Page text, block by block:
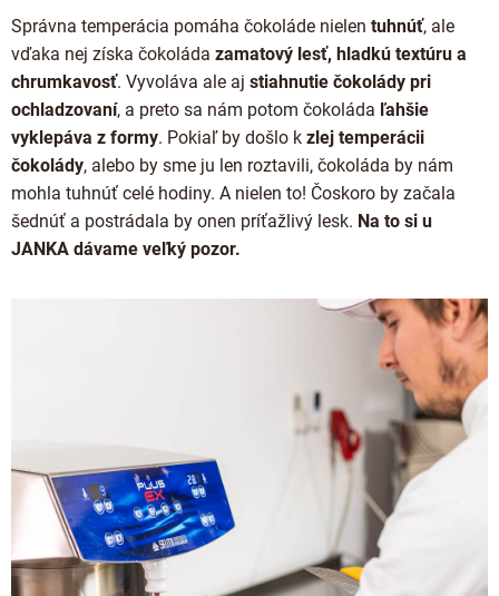
Správna temperácia pomáha čokoláde nielen tuhnúť, ale
vďaka nej získa čokoláda zamatový lesť, hladkú textúru a
chrumkavosť. Vyvoláva ale aj stiahnutie čokolády pri
ochladzovaní, a preto sa nám potom čokoláda ľahšie
vyklepáva z formy. Pokiaľ by došlo k zlej temperácii
čokolády, alebo by sme ju len roztavili, čokoláda by nám
mohla tuhnúť celé hodiny. A nielen to! Čoskoro by začala
šednúť a postrádala by onen príťažlivý lesk. Na to si u
JANKA dávame veľký pozor.